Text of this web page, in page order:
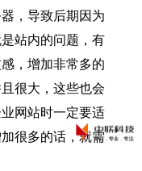
，导致后期因为
站内的问题，有
，增加非常多的
很大，这些也会
网站时一定要适
很多的话，就需